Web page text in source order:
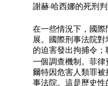
謝赫‧哈西娜的死刑判
在一些情況下，國
展。國際刑事法院
的迫害發出拘捕令
一個調查機制。菲律
爾特因危害人類罪
事法院。這是歷史性